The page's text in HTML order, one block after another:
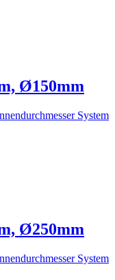
Ø150mm
System
Ø250mm
System